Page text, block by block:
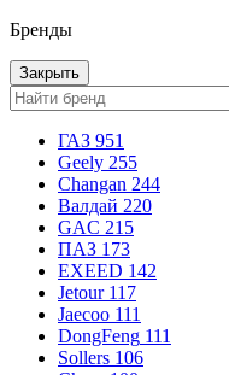
Бренды
Закрыть
ГАЗ 951
Geely 255
Changan 244
Валдай 220
GAC 215
ПАЗ 173
EXEED 142
Jetour 117
Jaecoo 111
DongFeng 111
Sollers 106